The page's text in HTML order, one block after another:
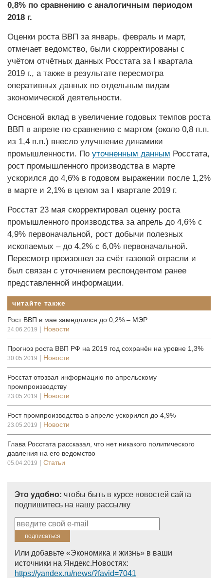
0,8% по сравнению с аналогичным периодом
2018 г.
Оценки роста ВВП за январь, февраль и март,
отмечает ведомство, были скорректированы с
учётом отчётных данных Росстата за I квартала
2019 г., а также в результате пересмотра
оперативных данных по отдельным видам
экономической деятельности.
Основной вклад в увеличение годовых темпов роста
ВВП в апреле по сравнению с мартом (около 0,8 п.п.
из 1,4 п.п.) внесло улучшение динамики
промышленности. По уточненным данным Росстата,
рост промышленного производства в марте
ускорился до 4,6% в годовом выражении после 1,2%
в марте и 2,1% в целом за I квартале 2019 г.
Росстат 23 мая скорректировал оценку роста
промышленного производства за апрель до 4,6% с
4,9% первоначальной, рост добычи полезных
ископаемых – до 4,2% с 6,0% первоначальной.
Пересмотр произошел за счёт газовой отрасли и
был связан с уточнением респондентом ранее
представленной информации.
читайте также
Рост ВВП в мае замедлился до 0,2% – МЭР
24.06.2019 | Новости
Прогноз роста ВВП РФ на 2019 год сохранён на уровне 1,3%
30.05.2019 | Новости
Росстат отозвал информацию по апрельскому
промпроизводству
23.05.2019 | Новости
Рост промпроизводства в апреле ускорился до 4,9%
23.05.2019 | Новости
Глава Росстата рассказал, что нет никакого политического
давления на его ведомство
05.04.2019 | Статьи
Это удобно: чтобы быть в курсе новостей сайта
подпишитесь на нашу рассылку
Или добавьте «Экономика и жизнь» в ваши
источники на Яндекс.Новостях:
https://yandex.ru/news/?favid=7041